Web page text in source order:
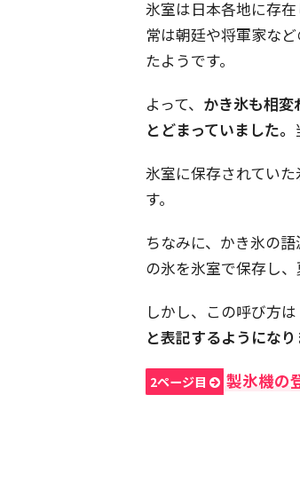
氷室は日本各地に存
常は朝廷や将軍家な
たようです。
よって、 かき氷も相
とどまっていました。
氷室に保存されてい
す。
ちなみに、かき氷の語
の氷を氷室で保存し、
しかし、この呼び方は
と表記するようになり
2ページ目 製氷機の